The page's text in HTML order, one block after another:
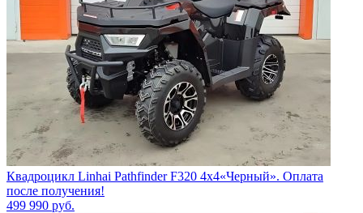
Квадроцикл Linhai Pathfinder F320 4х4«Черный». Оплата
после получения!
499 990 руб.